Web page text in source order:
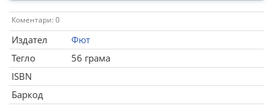
Коментари: 0
Издател
Фют
Тегло
56 грама
ISBN
Баркод